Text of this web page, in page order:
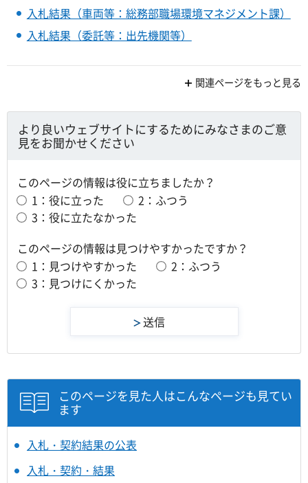
入札結果（車両等：総務部職場環境マネジメント課）
入札結果（委託等：出先機関等）
関連ページをもっと見る
より良いウェブサイトにするためにみなさまのご意
見をお聞かせください
このページの情報は役に立ちましたか？
1：役に立った
2：ふつう
3：役に立たなかった
このページの情報は見つけやすかったですか？
1：見つけやすかった
2：ふつう
3：見つけにくかった
このページを見た人はこんなページも見てい
ます
入札・契約結果の公表
入札・契約・結果